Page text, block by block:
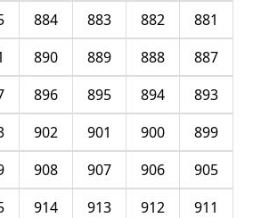
881
882
883
884
887
888
889
890
893
894
895
896
899
900
901
902
905
906
907
908
911
912
913
914